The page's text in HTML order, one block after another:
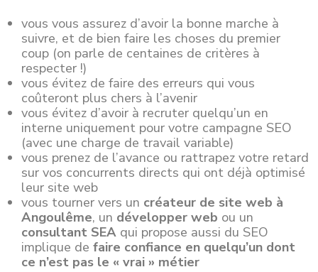
vous vous assurez d’avoir la bonne marche à
suivre, et de bien faire les choses du premier
coup (on parle de centaines de critères à
respecter !)
vous évitez de faire des erreurs qui vous
coûteront plus chers à l’avenir
vous évitez d’avoir à recruter quelqu’un en
interne uniquement pour votre campagne SEO
(avec une charge de travail variable)
vous prenez de l’avance ou rattrapez votre retard
sur vos concurrents directs qui ont déjà optimisé
leur site web
vous tourner vers un créateur de site web à
Angoulême, un développer web ou un
consultant SEA qui propose aussi du SEO
implique de faire confiance en quelqu’un dont
ce n’est pas le « vrai » métier